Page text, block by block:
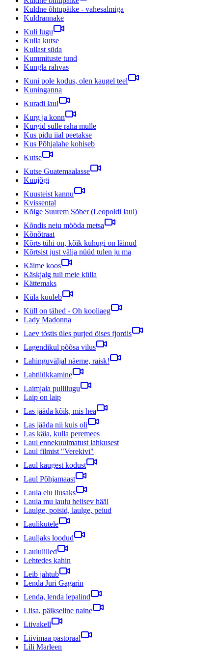
Kuldne õhtupäike - vahesalmiga
Kuldrannake
Kuli lugu
Kulla kutse
Kullast süda
Kummituste tund
Kungla rahvas
Kuni pole kodus, olen kaugel teel
Kuninganna
Kuradi laul
Kurg ja konn
Kurgid sulle raha mulle
Kus pidu iial peetakse
Kus Põhjalahe kohiseb
Kutse
Kutse Guatemaalasse
Kuujõgi
Kuusteist kannu
Kvissental
Kõige Suurem Sõber (Leopoldi laul)
Kõndis neiu mööda metsa
Kõnõtraat
Kõrts tühi on, kõik kuhugi on läinud
Kõrtsist just välja nüüd tulen ju ma
Käime koos
Käskjalg tuli meie külla
Kättemaks
Küla kuuleb
Küll on tähed - Oh kooliaeg
Lady Madonna
Laev tõstis üles purjed öises fjordis
Lagendikul põõsa vilus
Lahinguväljal näeme, raisk!
Lahtilükkamine
Laimjala pullilugu
Laip on laip
Las jääda kõik, mis hea
Las jääda nii kuis oli
Las käia, kulla peremees
Laul ennekuulmatust lahkusest
Laul filmist "Verekivi"
Laul kaugest kodust
Laul Põhjamaast
Laula elu ilusaks
Laula mu laulu helisev hääl
Laulge, poisid, laulge, peiud
Laulikutele
Lauljaks loodud
Laululilled
Lehtedes kahin
Leib jahtub
Lenda Juri Gagarin
Lenda, lenda lepalind
Liisa, päikseline naine
Liivakell
Liivimaa pastoraal
Lili Marleen